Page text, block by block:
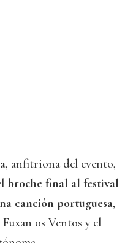
, anfitriona del evento,
broche final al festival
canción portuguesa,
os Ventos y el